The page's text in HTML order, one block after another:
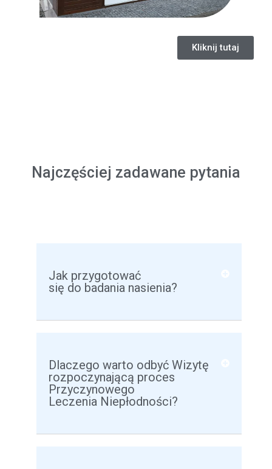
Kliknij tutaj
Najczęściej zadawane pytania
Jak przygotować
się do badania nasienia?
Dlaczego warto odbyć Wizytę
rozpoczynającą proces
Przyczynowego
Leczenia Niepłodności?